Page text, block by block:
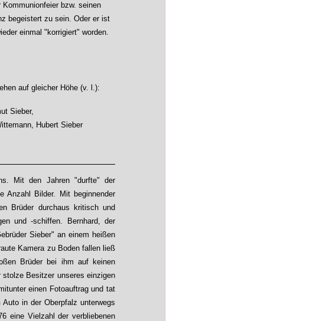
bzw. seinen
begeistert zu sein. Oder er ist
einmal "korrigiert" worden.
auf gleicher Höhe (v. l.):
Helmut Sieber,
Hubert Sieber
Mit den Jahren "durfte" der
Anzahl Bilder. Mit beginnender
Brüder durchaus kritisch und
und -schiffen. Bernhard, der
Sieber" an einem heißen
Kamera zu Boden fallen ließ
Brüder bei ihm auf keinen
Besitzer unseres einzigen
einen Fotoauftrag und tat
in der Oberpfalz unterwegs
eine Vielzahl der verbliebenen